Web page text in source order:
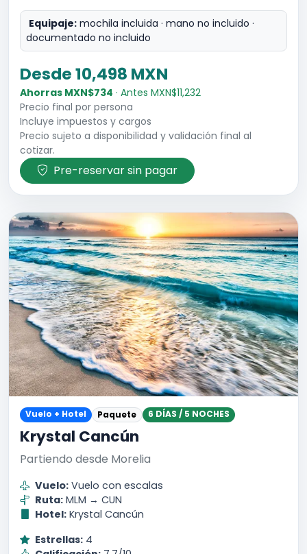
Equipaje: mochila incluida · mano no incluido ·
documentado no incluido
Desde 10,498 MXN
Ahorras MXN$734 · Antes MXN$11,232
Precio final por persona
Incluye impuestos y cargos
Precio sujeto a disponibilidad y validación final al
cotizar.
Pre-reservar sin pagar
Vuelo + Hotel Paquete 6 DÍAS / 5 NOCHES
Krystal Cancún
Partiendo desde Morelia
Vuelo: Vuelo con escalas
Ruta: MLM → CUN
Hotel: Krystal Cancún
Estrellas: 4